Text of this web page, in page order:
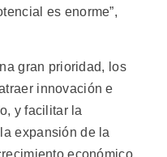
es enorme”,
gran prioridad, los
innovación e
y facilitar la
expansión de la